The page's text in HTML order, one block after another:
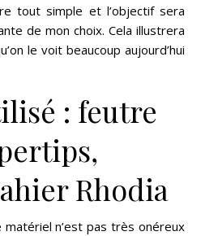
tout simple et l’objectif sera
de mon choix. Cela illustrera
le voit beaucoup aujourd’hui
: feutre
Rhodia
matériel n’est pas très onéreux